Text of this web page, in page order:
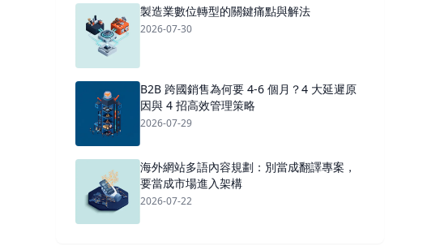
製造業數位轉型的關鍵痛點與解法
2026-07-30
B2B 跨國銷售為何要 4-6 個月？4 大延遲原
因與 4 招高效管理策略
2026-07-29
海外網站多語內容規劃：別當成翻譯專案，
要當成市場進入架構
2026-07-22